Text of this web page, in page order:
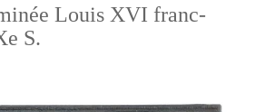
Louis XVI franc-
S.